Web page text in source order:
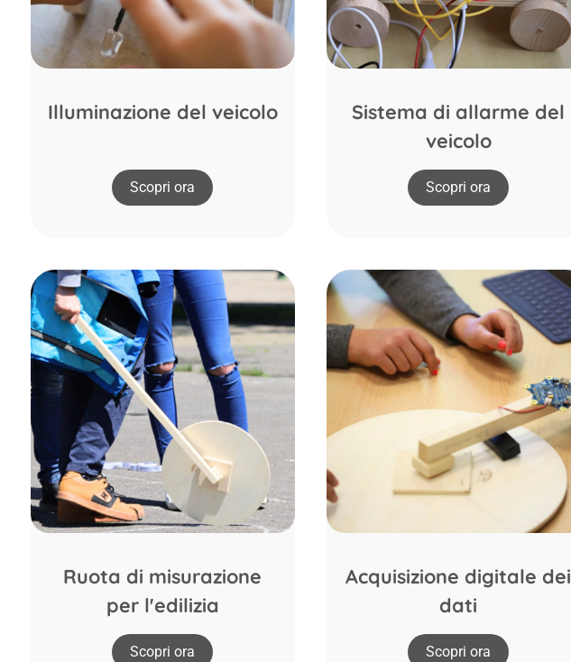
Illuminazione del veicolo
Scopri ora
Sistema di allarme del
veicolo
Scopri ora
Ruota di misurazione
per l'edilizia
Scopri ora
Acquisizione digitale dei
dati
Scopri ora